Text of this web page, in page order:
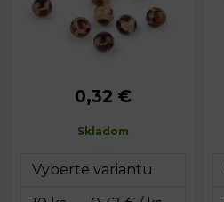
Priemer:
8 mm
0,32 €
Skladom